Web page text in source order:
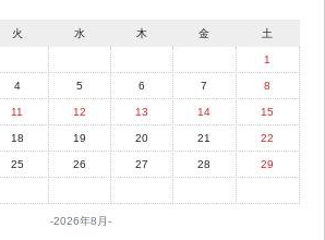
2026年8月
火 水 木 金 土
1
4 5 6 7 8
11 12 13 14 15
18 19 20 21 22
25 26 27 28 29